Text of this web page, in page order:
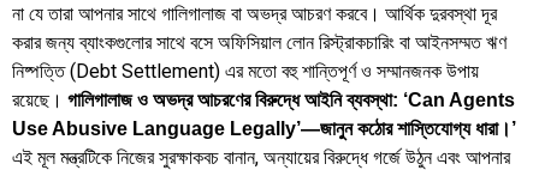
না যে তারা আপনার সাথে গালিগালাজ বা অভদ্র আচরণ করবে। আর্থিক দুরবস্থা দূর
করার জন্য ব্যাংকগুলোর সাথে বসে অফিসিয়াল লোন রিস্ট্রাকচারিং বা আইনসম্মত ঋণ
নিষ্পত্তি (Debt Settlement) এর মতো বহু শান্তিপূর্ণ ও সম্মানজনক উপায়
রয়েছে। গালিগালাজ ও অভদ্র আচরণের বিরুদ্ধে আইনি ব্যবস্থা: ‘Can Agents
Use Abusive Language Legally’—জানুন কঠোর শাস্তিযোগ্য ধারা।’
এই মূল মন্ত্রটিকে নিজের সুরক্ষাকবচ বানান, অন্যায়ের বিরুদ্ধে গর্জে উঠুন এবং আপনার